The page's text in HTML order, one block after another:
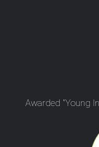
Awarded "Young